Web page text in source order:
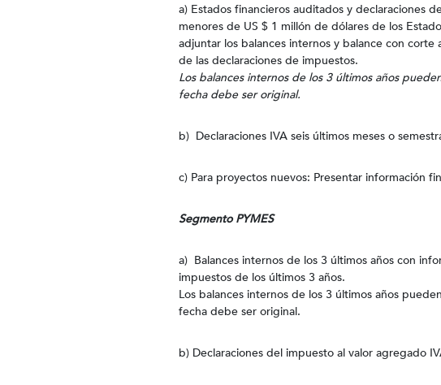
a) Estados financieros auditados y declaraciones
menores de US $ 1 millón de dólares de los
adjuntar los balances internos y balance con
de las declaraciones de impuestos.
Los balances internos de los 3 últimos años
fecha debe ser original.
b) Declaraciones IVA seis últimos meses o
c) Para proyectos nuevos: Presentar información
Segmento PYMES
a) Balances internos de los 3 últimos años con
impuestos de los últimos 3 años.
Los balances internos de los 3 últimos años
fecha debe ser original.
b) Declaraciones del impuesto al valor agregado